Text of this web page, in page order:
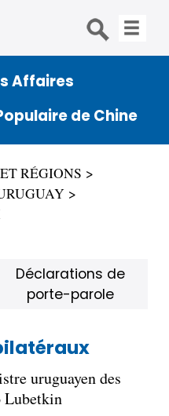
Affaires
de Chine
RÉGIONS
uruguayen des
Lubetkin
Déclarations de
porte-parole